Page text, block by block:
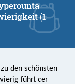
(1
den schönsten
führt der